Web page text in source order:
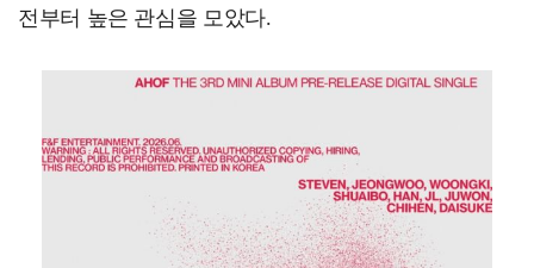
전부터 높은 관심을 모았다.